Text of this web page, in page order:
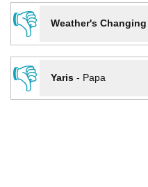
👎
Weather's Changing
👎
Yaris- Papa